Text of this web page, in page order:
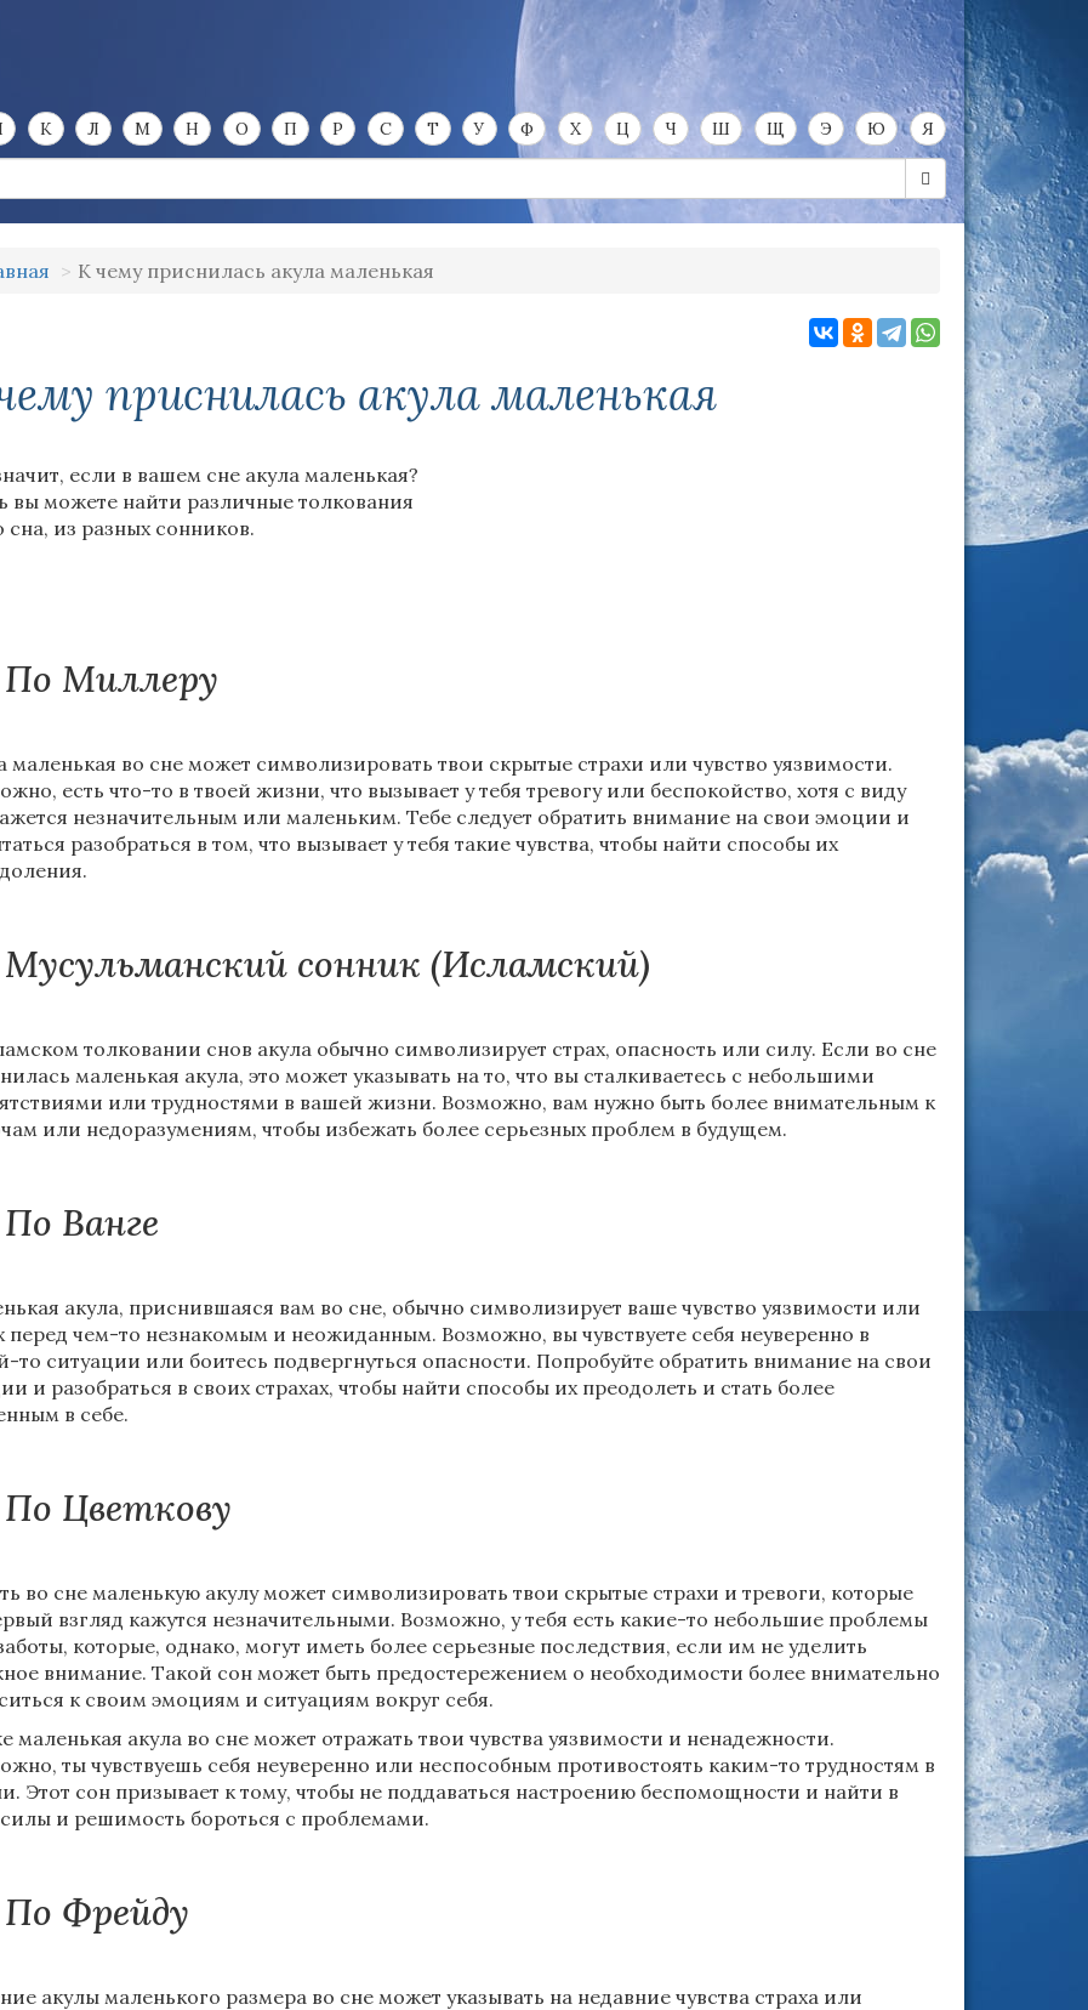
К Л М Н О П Р С Т У Ф Х Ц Ч Ш Щ Э Ю Я
К чему приснилась акула маленькая
приснилась акула маленькая
если в вашем сне акула маленькая?
вы можете найти различные толкования
сна, из разных сонников.
По Миллеру
маленькая во сне может символизировать твои скрытые страхи или чувство уязвимости.
есть что-то в твоей жизни, что вызывает у тебя тревогу или беспокойство, хотя с виду
незначительным или маленьким. Тебе следует обратить внимание на свои эмоции и
разобраться в том, что вызывает у тебя такие чувства, чтобы найти способы их
Мусульманский сонник (Исламский)
толковании снов акула обычно символизирует страх, опасность или силу. Если во сне
маленькая акула, это может указывать на то, что вы сталкиваетесь с небольшими
или трудностями в вашей жизни. Возможно, вам нужно быть более внимательным к
или недоразумениям, чтобы избежать более серьезных проблем в будущем.
По Ванге
акула, приснившаяся вам во сне, обычно символизирует ваше чувство уязвимости или
перед чем-то незнакомым и неожиданным. Возможно, вы чувствуете себя неуверенно в
то ситуации или боитесь подвергнуться опасности. Попробуйте обратить внимание на свои
и разобраться в своих страхах, чтобы найти способы их преодолеть и стать более
в себе.
По Цветкову
во сне маленькую акулу может символизировать твои скрытые страхи и тревоги, которые
взгляд кажутся незначительными. Возможно, у тебя есть какие-то небольшие проблемы
которые, однако, могут иметь более серьезные последствия, если им не уделить
внимание. Такой сон может быть предостережением о необходимости более внимательно
к своим эмоциям и ситуациям вокруг себя.
маленькая акула во сне может отражать твои чувства уязвимости и ненадежности.
ты чувствуешь себя неуверенно или неспособным противостоять каким-то трудностям в
Этот сон призывает к тому, чтобы не поддаваться настроению беспомощности и найти в
силы и решимость бороться с проблемами.
По Фрейду
акулы маленького размера во сне может указывать на недавние чувства страха или